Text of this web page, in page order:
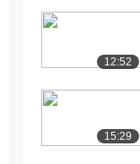
[12] 第二讲 热力
1004播放
[13] 第三讲 热力
12:52
15:29